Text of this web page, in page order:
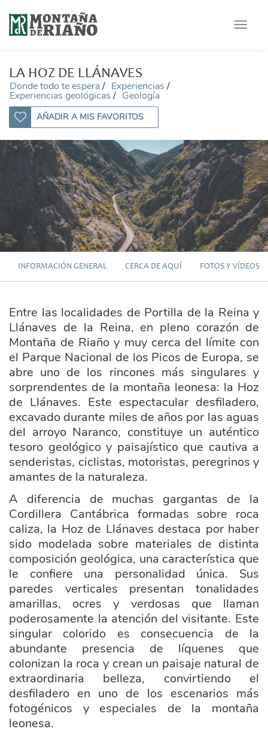
Toggle
LA HOZ DE LLÁNAVES
Donde todo te espera Experiencias
Experiencias geológicas Geología
AÑADIR A MIS FAVORITOS
INFORMACIÓN GENERAL CERCA DE AQUÍ FOTOS Y VÍDEOS
Entre las localidades de Portilla de la Reina y
Llánaves de la Reina, en pleno corazón de
Montaña de Riaño y muy cerca del límite con
el Parque Nacional de los Picos de Europa, se
abre uno de los rincones más singulares y
sorprendentes de la montaña leonesa: la Hoz
de Llánaves. Este espectacular desfiladero,
excavado durante miles de años por las aguas
del arroyo Naranco, constituye un auténtico
tesoro geológico y paisajístico que cautiva a
senderistas, ciclistas, motoristas, peregrinos y
amantes de la naturaleza.
A diferencia de muchas gargantas de la
Cordillera Cantábrica formadas sobre roca
caliza, la Hoz de Llánaves destaca por haber
sido modelada sobre materiales de distinta
composición geológica, una característica que
le confiere una personalidad única. Sus
paredes verticales presentan tonalidades
amarillas, ocres y verdosas que llaman
poderosamente la atención del visitante. Este
singular colorido es consecuencia de la
abundante presencia de líquenes que
colonizan la roca y crean un paisaje natural de
extraordinaria belleza, convirtiendo el
desfiladero en uno de los escenarios más
fotogénicos y especiales de la montaña
leonesa.